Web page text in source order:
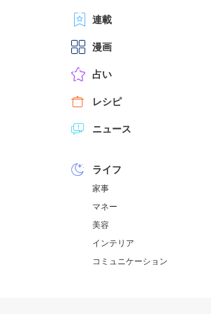
連載
漫画
占い
レシピ
ニュース
ライフ
家事
マネー
美容
インテリア
コミュニケーション